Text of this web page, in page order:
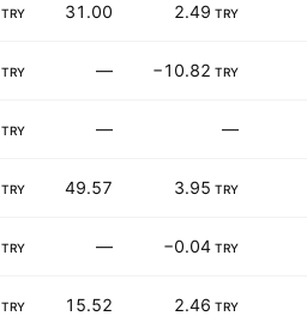
TRY 31.00 2.49 TRY
TRY — −10.82 TRY
TRY — —
TRY 49.57 3.95 TRY
TRY — −0.04 TRY
TRY 15.52 2.46 TRY